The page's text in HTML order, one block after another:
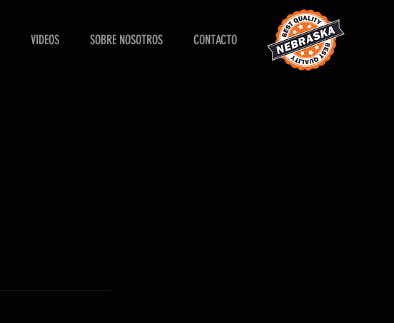
VIDEOS SOBRE NOSOTROS CONTACTO